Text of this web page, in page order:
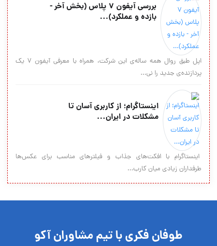
بررسی آیفون 7 پلاس (بخش آخر -
بازده و عملکرد)...
اپل طبق روال همه‌ ساله‌ی این شرکت، همراه با معرفی آیفون 7 یک
پردازنده‌ی جدید را نی...
اینستاگرام؛ از کاربری آسان تا
مشکلات در ایران...
اینستاگرام با افکت‌های جذاب و فیلترهای مناسب برای عکس‌ها
طرفداران زیادی میان کارب...
طوفان فکری با تیم مشاوران آکو